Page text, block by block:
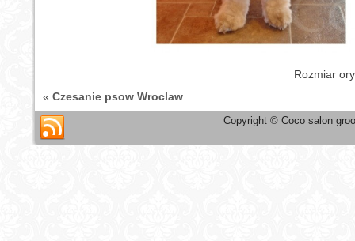
Rozmiar
« Czesanie psow Wroclaw
Copyright © Coco salon